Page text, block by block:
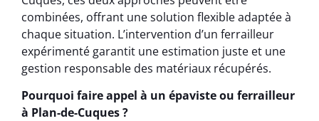
combinées, offrant une solution flexible adaptée à
chaque situation. L’intervention d’un ferrailleur
expérimenté garantit une estimation juste et une
gestion responsable des matériaux récupérés.
Pourquoi faire appel à un épaviste ou ferrailleur
à Plan-de-Cuques ?